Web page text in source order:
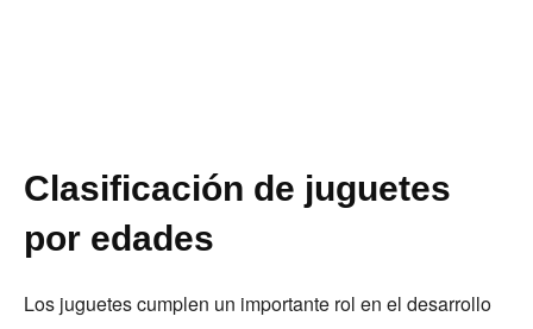
Clasificación de juguetes
por edades
Los juguetes cumplen un importante rol en el desarrollo